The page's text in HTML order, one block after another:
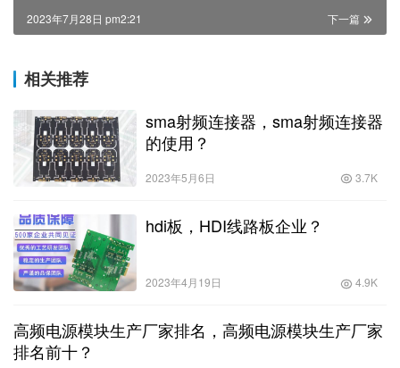
下一篇
2023年7月28日 pm2:21
相关推荐
sma射频连接器，sma射频连接器
的使用？
2023年5月6日 3.7K
hdi板，HDI线路板企业？
2023年4月19日 4.9K
高频电源模块生产厂家排名，高频电源模块生产厂家
排名前十？